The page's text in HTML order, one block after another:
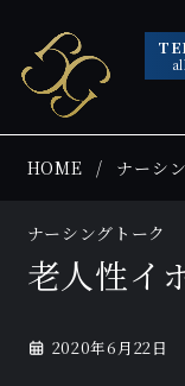
HOME ナーシ
ナーシングトーク
老人性イ
2020年6月22日